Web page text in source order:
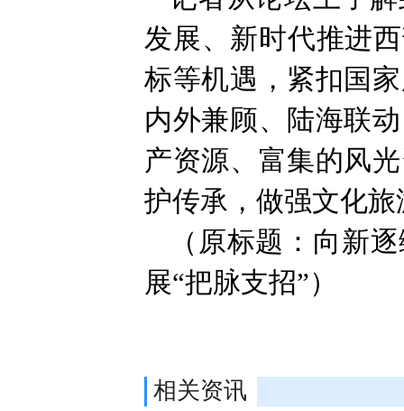
发展、新时代推进
标等机遇，紧扣国
内外兼顾、陆海联
产资源、富集的风
护传承，做强文化
（原标题：向新
展“把脉支招”）
相关资讯